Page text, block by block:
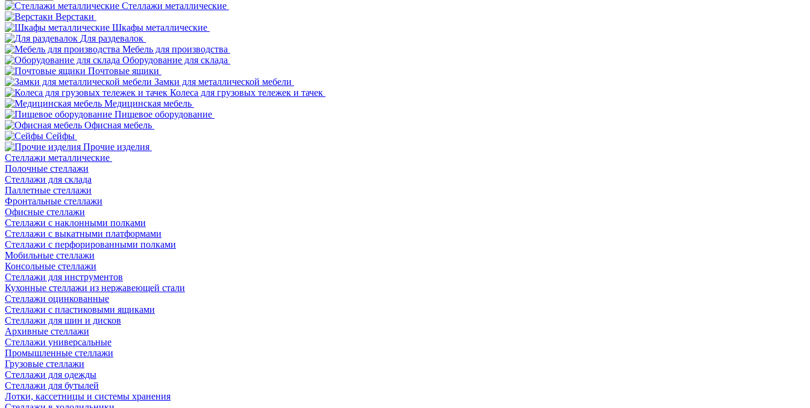
Стеллажи металлические
Верстаки
Шкафы металлические
Для раздевалок
Мебель для производства
Оборудование для склада
Почтовые ящики
Замки для металлической мебели
Колеса для грузовых тележек и тачек
Медицинская мебель
Пищевое оборудование
Офисная мебель
Сейфы
Прочие изделия
Стеллажи металлические
Полочные стеллажи
Стеллажи для склада
Паллетные стеллажи
Фронтальные стеллажи
Офисные стеллажи
Стеллажи с наклонными полками
Стеллажи с выкатными платформами
Стеллажи с перфорированными полками
Мобильные стеллажи
Консольные стеллажи
Стеллажи для инструментов
Кухонные стеллажи из нержавеющей стали
Стеллажи оцинкованные
Стеллажи с пластиковыми ящиками
Стеллажи для шин и дисков
Архивные стеллажи
Стеллажи универсальные
Промышленные стеллажи
Грузовые стеллажи
Стеллажи для одежды
Стеллажи для бутылей
Лотки, кассетницы и системы хранения